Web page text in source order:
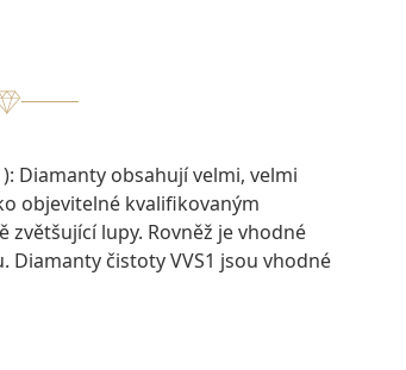
Diamanty obsahují velmi, velmi
objevitelné kvalifikovaným
lupy. Rovněž je vhodné
čistoty VVS1 jsou vhodné